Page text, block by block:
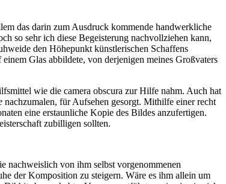
das darin zum Ausdruck kommende handwerkliche
so sehr ich diese Begeisterung nachvollziehen kann,
den Höhepunkt künstlerischen Schaffens
Glas abbildete, von derjenigen meines Großvaters
wie die camera obscura zur Hilfe nahm. Auch hat
nachzumalen, für Aufsehen gesorgt. Mithilfe einer recht
eine erstaunliche Kopie des Bildes anzufertigen.
zubilligen sollten.
nachweislich von ihm selbst vorgenommenen
der Komposition zu steigern. Wäre es ihm allein um